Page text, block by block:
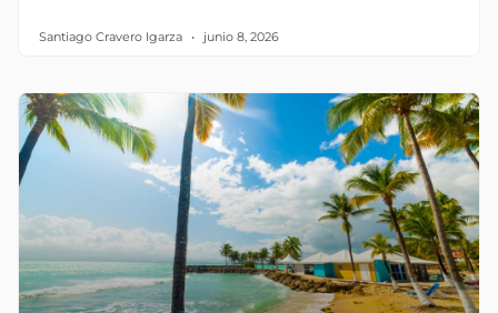
Santiago Cravero Igarza junio 8, 2026